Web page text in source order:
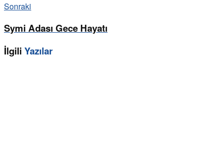
Sonraki
Symi Adası Gece Hayatı
İlgili Yazılar